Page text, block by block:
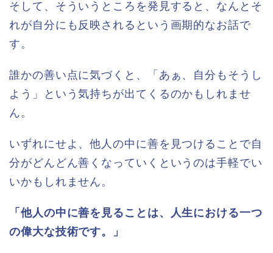
そして、そういうところを発見すると、なんとそ
れが自分にも反映されるという画期的なお話で
す。
誰かの善い点に気づくと、「あぁ、自分もそうし
よう」という気持ちが出てくるのかもしれませ
ん。
いずれにせよ、他人の中に善を見つけることで自
分がどんどん善くなっていくというのは手軽でい
いかもしれません。
「他人の中に善を見ることは、人生における一つ
の偉大な技術です。」